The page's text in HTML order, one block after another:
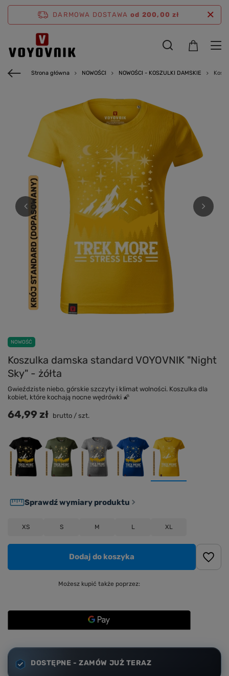
DARMOWA DOSTAWA od 200,00 zł
Strona główna NOWOŚCI NOWOŚCI - KOSZULKI DAMSKIE
NOWOŚĆ
Koszulka damska standard VOYOVNIK "Night
Sky" - żółta
Gwieździste niebo, górskie szczyty i klimat wolności. Koszulka dla
kobiet, które kochają nocne wędrówki 🌠
XS S M L XL
Sprawdź wymiary produktu
64,99 zł brutto / szt.
Dodaj do koszyka
Możesz kupić także poprzez:
DOSTĘPNE - ZAMÓW JUŻ TERAZ